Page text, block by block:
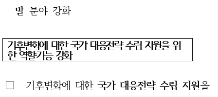
발 분야 강화
기후변화에 대한 국가 대응전략 수립 지원을 위
한 역할‧기능 강화
□ 기후변화에 대한 국가 대응전략 수립 지원을